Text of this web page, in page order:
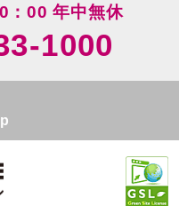
：00 年中無休
1000